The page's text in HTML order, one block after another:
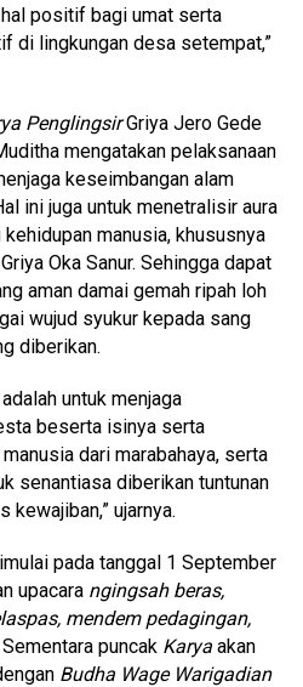
positif bagi umat serta
di lingkungan desa setempat,”
PenglingsirGriya Jero Gede
mengatakan pelaksanaan
keseimbangan alam
ini juga untuk menetralisir aura
manusia, khususnya
Oka Sanur. Sehingga dapat
aman damai gemah ripah loh
wujud syukur kepada sang
diberikan.
untuk menjaga
beserta isinya serta
dari marabahaya, serta
senantiasa diberikan tuntunan
kewajiban,” ujarnya.
pada tanggal 1 September
upacara ngingsah beras,
mendem pedagingan,
Sementara puncak Karya akan
Budha Wage Warigadian